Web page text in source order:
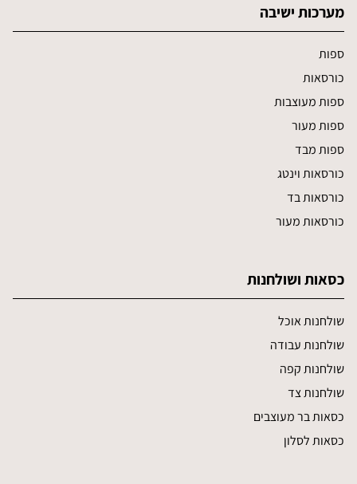
מערכות ישיבה
ספות
כורסאות
ספות מעוצבות
ספות מעור
ספות מבד
כורסאות וינטג
כורסאות בד
כורסאות מעור
כסאות ושולחנות
שולחנות אוכל
שולחנות עבודה
שולחנות קפה
שולחנות צד
כסאות בר מעוצבים
כסאות לסלון